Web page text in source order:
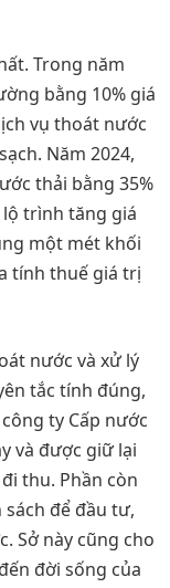
Trong năm
bằng 10% giá
vụ thoát nước
Năm 2024,
thải bằng 35%
lộ trình tăng giá
một mét khối
tính thuế giá trị
nước và xử lý
tắc tính đúng,
ty Cấp nước
và được giữ lại
thu. Phần còn
để đầu tư,
Sở này cũng cho
đời sống của